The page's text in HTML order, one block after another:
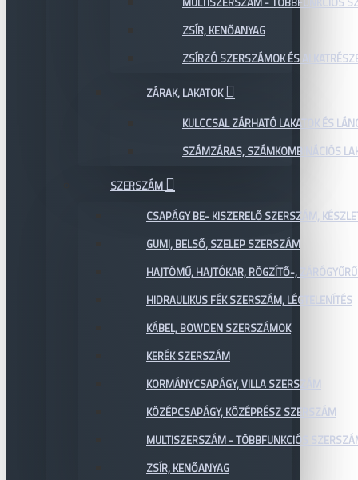
ZSÍR, KENŐANYAG
ZSÍRZÓ SZERSZÁMOK ÉS
ZÁRAK, LAKATOK
KULCCSAL ZÁRHATÓ LAKATOK ÉS
SZÁMZÁRAS, SZÁMKOMBINÁCIÓS
SZERSZÁM
CSAPÁGY BE- KISZERELŐ SZERSZÁM,
GUMI, BELSŐ, SZELEP SZERSZÁM
HAJTÓMŰ, HAJTÓKAR, RÖGZÍTŐ-,
HIDRAULIKUS FÉK SZERSZÁM, LÉGTELENÍTÉS
KÁBEL, BOWDEN SZERSZÁMOK
KERÉK SZERSZÁM
KORMÁNYCSAPÁGY, VILLA SZERSZÁM
KÖZÉPCSAPÁGY, KÖZÉPRÉSZ SZERSZÁM
MULTISZERSZÁM - TÖBBFUNKCIÓS
ZSÍR, KENŐANYAG